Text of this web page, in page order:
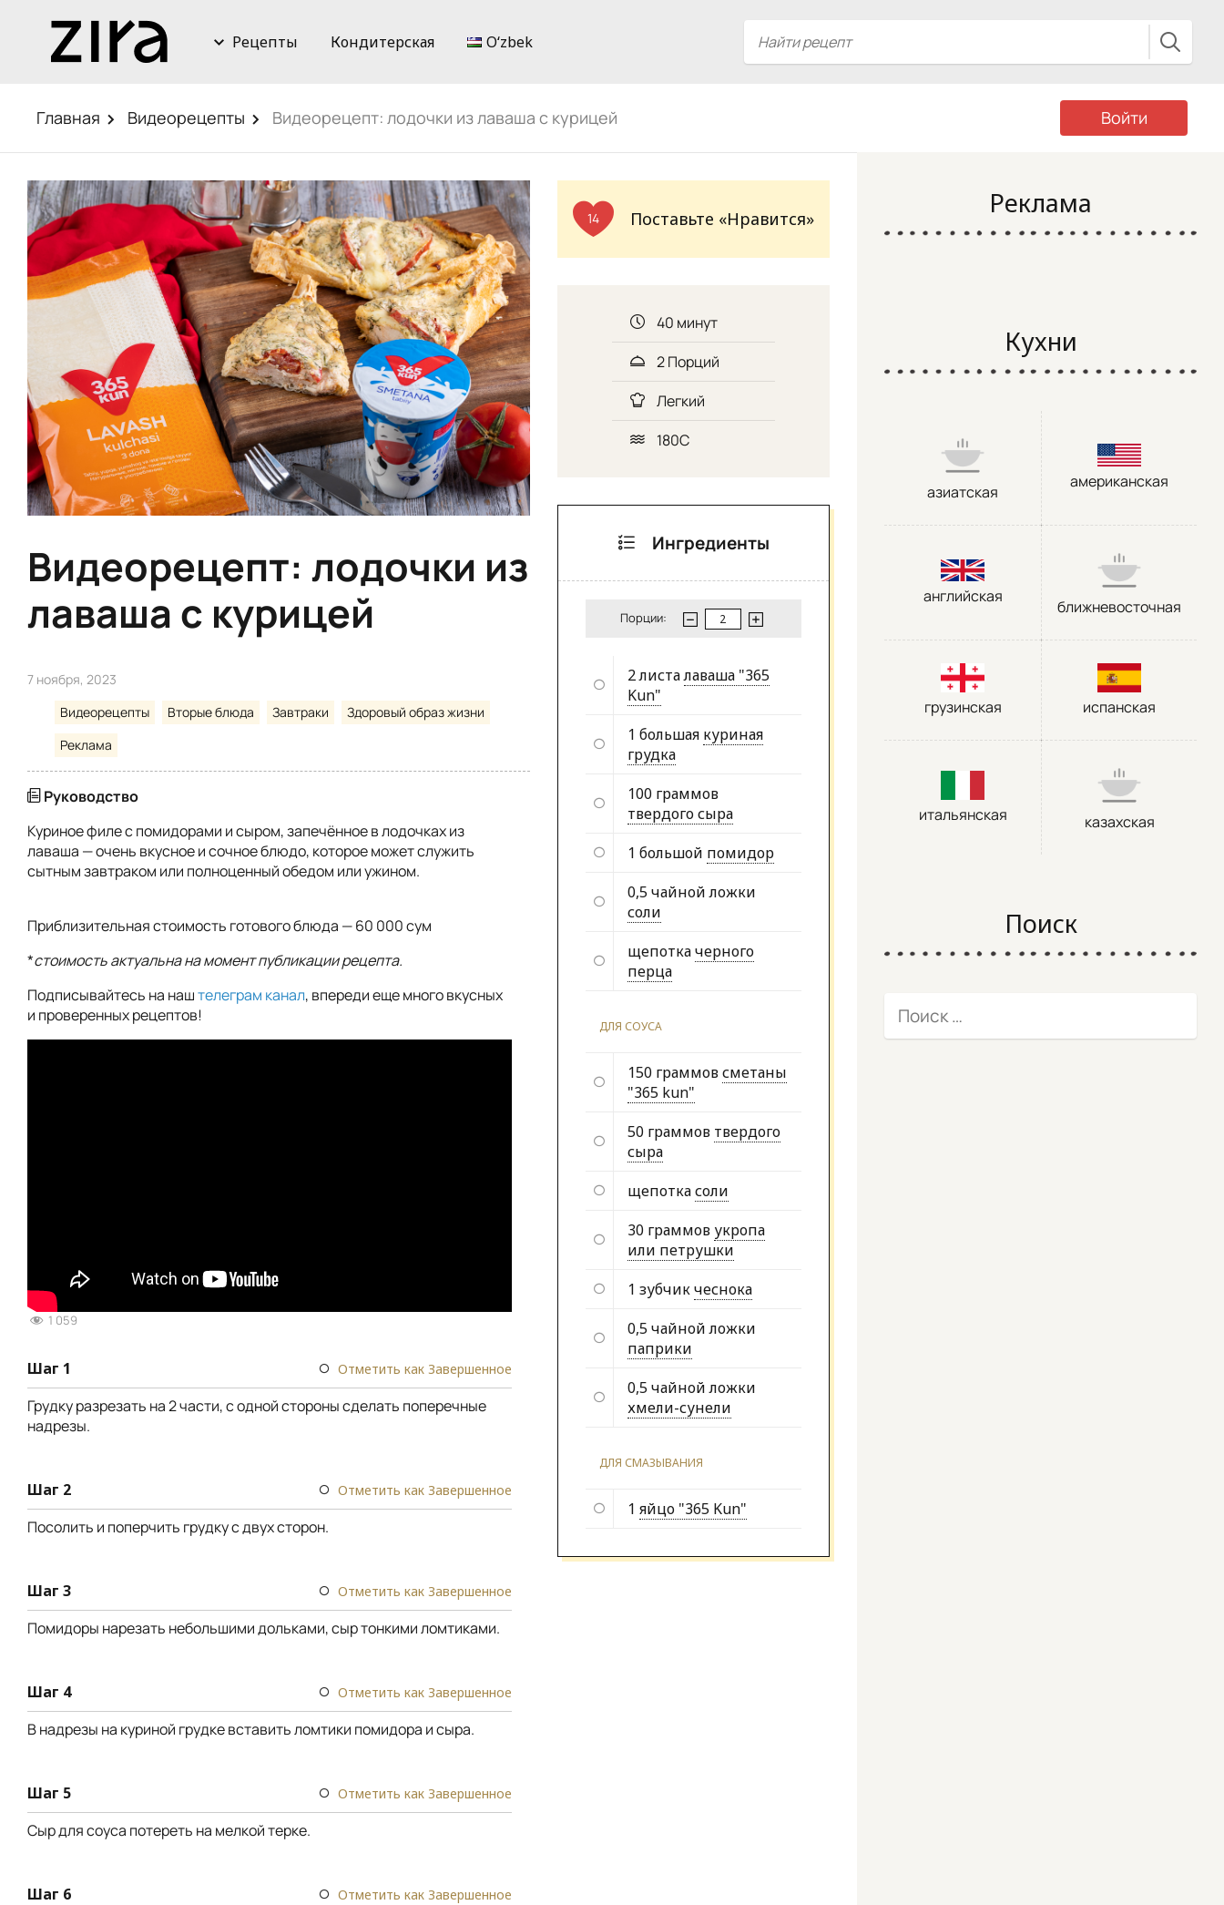
Рецепты Кондитерская Oʻzbek
Главная Видеорецепты Видеорецепт: лодочки из лаваша с курицей Войти
Видеорецепт: лодочки из
лаваша с курицей
7 ноября, 2023
Видеорецепты
Вторые блюда Завтраки
Здоровый образ жизни
Реклама
Руководство
Куриное филе с помидорами и сыром, запечённое в лодочках из
лаваша — очень вкусное и сочное блюдо, которое может служить
сытным завтраком или полноценный обедом или ужином.
Приблизительная стоимость готового блюда — 60 000 сум
*стоимость актуальна на момент публикации рецепта.
Подписывайтесь на наштелеграм канал, впереди еще много вкусных
и проверенных рецептов!
1 059
Шаг 1 Отметить как Завершенное
Грудку разрезать на 2 части, с одной стороны сделать поперечные
надрезы.
Шаг 2 Отметить как Завершенное
Посолить и поперчить грудку с двух сторон.
Шаг 3 Отметить как Завершенное
Помидоры нарезать небольшими дольками, сыр тонкими ломтиками.
Шаг 4 Отметить как Завершенное
В надрезы на куриной грудке вставить ломтики помидора и сыра.
Шаг 5 Отметить как Завершенное
Сыр для соуса потереть на мелкой терке.
Шаг 6 Отметить как Завершенное
14 Поставьте «Нравится»
40 минут
2 Порций
Легкий
180С
Ингредиенты
Порции:
2 листалаваша "365
Kun"
1 большая куриная
грудка
100 граммов
твердого сыра
1 большой помидор
0,5 чайной ложки
соли
щепоткачерного
перца
ДЛЯ СОУСА
150 граммовсметаны
"365 kun"
50 граммов твердого
сыра
щепоткасоли
30 граммов укропа
или петрушки
1 зубчикчеснока
0,5 чайной ложки
паприки
0,5 чайной ложки
хмели-сунели
ДЛЯ СМАЗЫВАНИЯ
1 яйцо "365 Kun"
Реклама
Кухни
азиатская
американская
английская
ближневосточная
грузинская испанская
итальянская казахская
Поиск